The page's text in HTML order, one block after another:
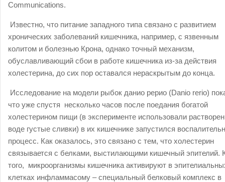
Communications.
Известно, что питание западного типа связано с развитием
хронических заболеваний кишечника, например, с язвенным
колитом и болезнью Крона, однако точный механизм,
обуславливающий сбои в работе кишечника из-за действия
холестерина, до сих пор оставался нераскрытым до конца.
Исследование на модели рыбок данио рерио (Danio rerio)
что уже спустя несколько часов после поедания богатой
холестерином пищи (в эксперименте использовали
воде густые сливки) в их кишечнике запустился
процесс. Как оказалось, это связано с тем, что холестерин
связывается с белками, выстилающими кишечный эпителий.
того, микроорганизмы кишечника активируют в
клетках инфламмасому – специальный белковый комплекс в